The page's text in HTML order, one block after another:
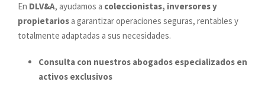
En DLV&A, ayudamos a coleccionistas, inversores y
propietariosa garantizar operaciones seguras, rentables y
totalmente adaptadas a sus necesidades.
Consulta con nuestros abogados especializados en
activos exclusivos